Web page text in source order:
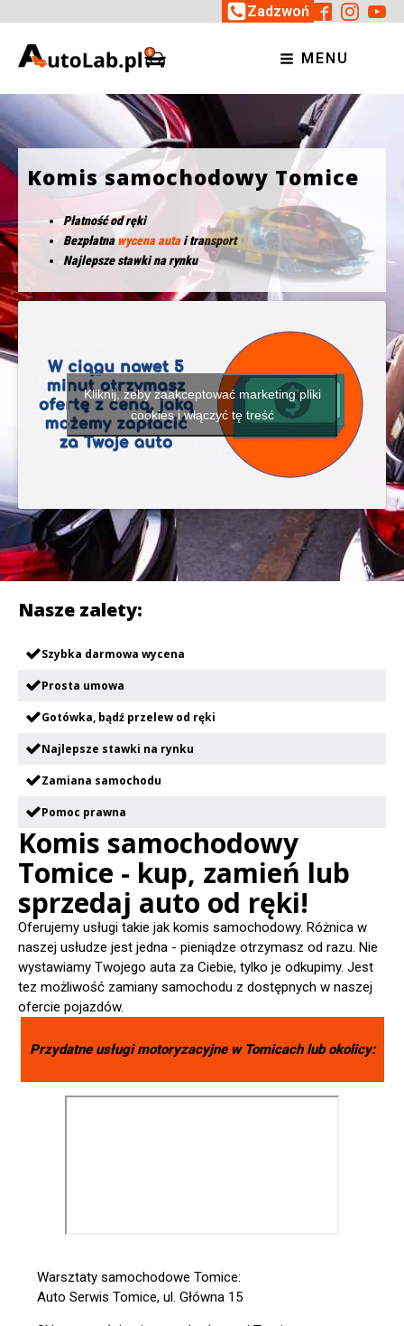
Zadzwoń
MENU
Komis samochodowy Tomice
Płatność od ręki
Bezpłatnawycena autai transport
Najlepsze stawki na rynku
Kliknij, żeby zaakceptować marketing pliki
cookies i włączyć tę treść
Nasze zalety:
Szybka darmowa wycena
Prosta umowa
Gotówka, bądź przelew od ręki
Najlepsze stawki na rynku
Zamiana samochodu
Pomoc prawna
Komis samochodowy
Tomice - kup, zamień lub
sprzedaj auto od ręki!
Oferujemy usługi takie jak komis samochodowy. Różnica w
naszej usłudze jest jedna - pieniądze otrzymasz od razu. Nie
wystawiamy Twojego auta za Ciebie, tylko je odkupimy. Jest
tez możliwość zamiany samochodu z dostępnych w naszej
ofercie pojazdów.
Przydatne usługi motoryzacyjne w Tomicachlub okolicy:
Warsztaty samochodowe Tomice:
Auto Serwis Tomice, ul. Główna 15